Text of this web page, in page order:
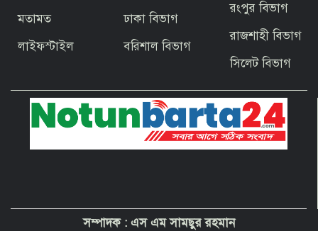
বাগেরহাটের ফকিরহাটে শেষ মুহূর্তে ব্যস্ত সময়
পার করছেন কামারশিল্পীরা
দেশবাসীকে প্রধানমন্ত্রীর ঈদুল আজহার
শুভেচ্ছা
“অপরাধী যেই হোক, তার কোনো ছাড় নয়”—
মতামত
লাইফস্টাইল
ঢাকা বিভাগ
বরিশাল বিভাগ
রংপুর বিভাগ
রাজশাহী বিভাগ
সিলেট বিভাগ
সম্পাদক : এস এম সামছুর রহমান